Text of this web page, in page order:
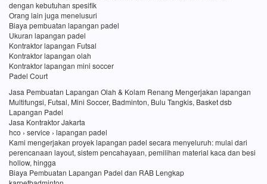
dengan kebutuhan spesifik
Orang lain juga menelusuri
Biaya pembuatan lapangan padel
Ukuran lapangan padel
Kontraktor lapangan Futsal
Kontraktor lapangan olah
Kontraktor lapangan mini soccer
Padel Court
Jasa Pembuatan Lapangan Olah & Kolam Renang Mengerjakan lapangan
Multifungsi, Futsal, Mini Soccer, Badminton, Bulu Tangkis, Basket dsb
Lapangan Padel
Jasa Kontraktor Jakarta
hco › service › lapangan padel
Kami mengerjakan proyek lapangan padel secara menyeluruh: mulai dari
perencanaan layout, sistem pencahayaan, pemilihan material kaca dan besi
hollow, hingga
Biaya Pembuatan Lapangan Padel dan RAB Lengkap